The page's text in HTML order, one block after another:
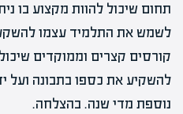
תחום שיכול להוות מקצוע בו
לשמש את התלמיד עצמו
קורסים קצרים וממוקדים
להשקיע את כספו בתבונה ועל
נוספת מדי שנה. בהצלחה.